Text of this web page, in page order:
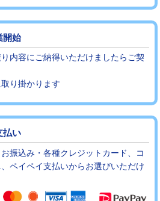
開始
内容にご納得いただけましたらご契
り掛かります
払い
振込み・各種クレジットカード、コ
、ペイペイ支払いからお選びいただけ